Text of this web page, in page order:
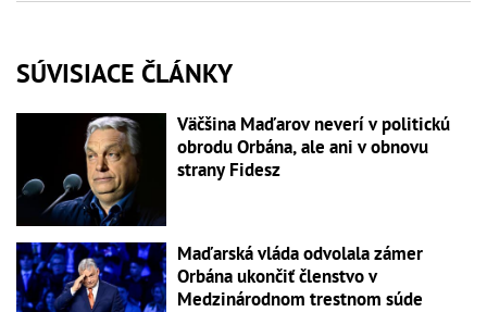
SÚVISIACE ČLÁNKY
Väčšina Maďarov neverí v politickú
obrodu Orbána, ale ani v obnovu
strany Fidesz
Maďarská vláda odvolala zámer
Orbána ukončiť členstvo v
Medzinárodnom trestnom súde